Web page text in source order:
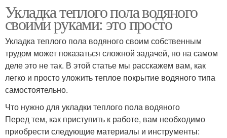
Укладка теплого пола водяного
своими руками: это просто
Укладка теплого пола водяного своим собственным
трудом может показаться сложной задачей, но на самом
деле это не так. В этой статье мы расскажем вам, как
легко и просто уложить теплое покрытие водяного типа
самостоятельно.
Что нужно для укладки теплого пола водяного
Перед тем, как приступить к работе, вам необходимо
приобрести следующие материалы и инструменты: